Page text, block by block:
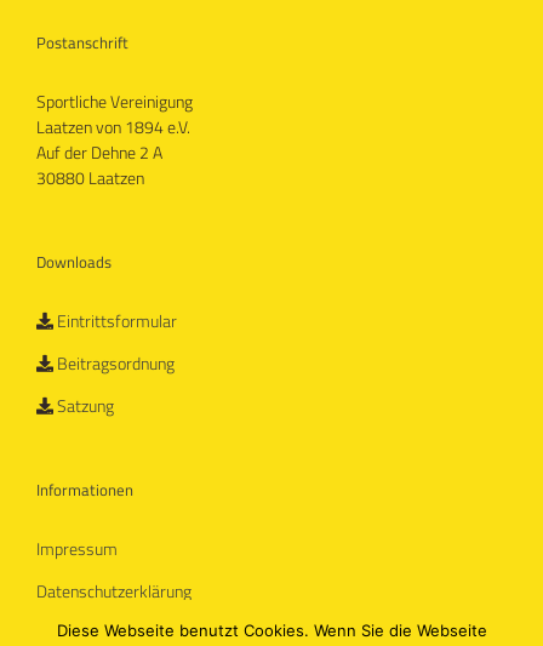
Postanschrift
Sportliche Vereinigung
Laatzen von 1894 e.V.
Auf der Dehne 2 A
30880 Laatzen
Downloads
Eintrittsformular
Beitragsordnung
Satzung
Informationen
Impressum
Datenschutzerklärung
Diese Webseite benutzt Cookies. Wenn Sie die Webseite